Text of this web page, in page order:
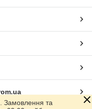
Замовлення та